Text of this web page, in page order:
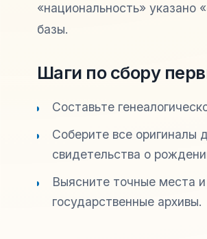
«национальность»
базы.
Шаги по сбору
Составьте
Соберите все оригиналы
свидетельства о
Выясните точные места
государственные архивы.